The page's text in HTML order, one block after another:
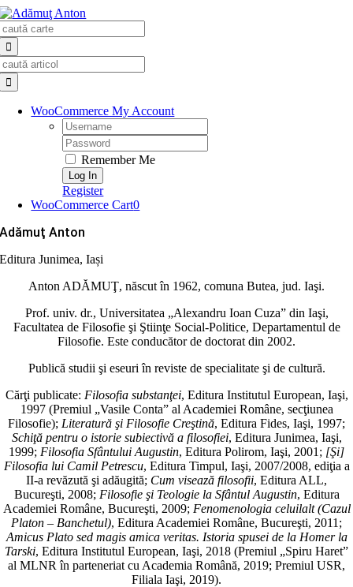
Skip
to
content
WooCommerce My Account
Username:
Password:
Remember Me
Register
WooCommerce Cart0
Adămuţ Anton
Editura Junimea, Iași
Anton ADĂMUŢ, născut în 1962, comuna Butea, jud. Iaşi.
Prof. univ. dr., Universitatea „Alexandru Ioan Cuza” din Iaşi,
Facultatea de Filosofie şi Ştiinţe Social-Politice, Departamentul de
Filosofie. Este conducător de doctorat din 2002.
Publică studii şi eseuri în reviste de specialitate şi de cultură.
Cărţi publicate: Filosofia substanţei, Editura Institutul European, Iaşi,
1997 (Premiul „Vasile Conta” al Academiei Române, secţiunea
Filosofie); Literatură şi Filosofie Creştină, Editura Fides, Iaşi, 1997;
Schiţă pentru o istorie subiectivă a filosofiei, Editura Junimea, Iaşi,
1999; Filosofia Sfântului Augustin, Editura Polirom, Iaşi, 2001; [Şi]
Filosofia lui Camil Petrescu, Editura Timpul, Iaşi, 2007/2008, ediţia a
II-a revăzută şi adăugită; Cum visează filosofii, Editura ALL,
Bucureşti, 2008; Filosofie şi Teologie la Sfântul Augustin, Editura
Academiei Române, Bucureşti, 2009; Fenomenologia celuilalt (Cazul
Platon – Banchetul), Editura Academiei Române, Bucureşti, 2011;
Amicus Plato sed magis amica veritas. Istoria spusei de la Homer la
Tarski, Editura Institutul European, Iaşi, 2018 (Premiul „Spiru Haret”
al MLNR în parteneriat cu Academia Română, 2019; Premiul USR,
Filiala Iaşi, 2019).